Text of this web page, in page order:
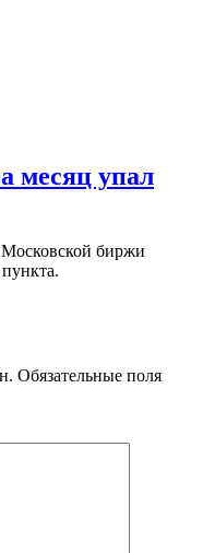
месяц упал
биржи
Обязательные поля